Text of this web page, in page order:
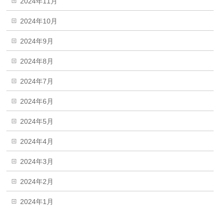
2024年10月
2024年9月
2024年8月
2024年7月
2024年6月
2024年5月
2024年4月
2024年3月
2024年2月
2024年1月